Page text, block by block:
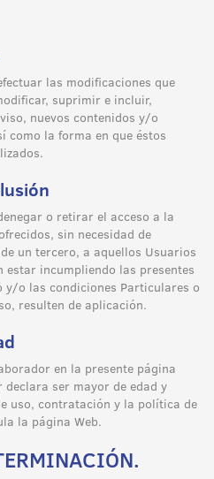
las modificaciones que
suprimir e incluir,
nuevos contenidos y/o
como la forma en que éstos
o retirar el acceso a la
sin necesidad de
un tercero, a aquellos Usuarios
estar incumpliendo las presentes
y/o las condiciones Particulares o
resulten de aplicación.
en la presente página
ser mayor de edad y
uso, contratación y la política de
la página Web.